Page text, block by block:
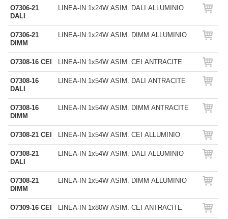
O7306-21
DALI
LINEA-IN 1x24W ASIM. DALI ALLUMINIO
O7306-21
DIMM
LINEA-IN 1x24W ASIM. DIMM ALLUMINIO
O7308-16 CEI LINEA-IN 1x54W ASIM. CEI ANTRACITE
O7308-16
DALI
LINEA-IN 1x54W ASIM. DALI ANTRACITE
O7308-16
DIMM
LINEA-IN 1x54W ASIM. DIMM ANTRACITE
O7308-21 CEI LINEA-IN 1x54W ASIM. CEI ALLUMINIO
O7308-21
DALI
LINEA-IN 1x54W ASIM. DALI ALLUMINIO
O7308-21
DIMM
LINEA-IN 1x54W ASIM. DIMM ALLUMINIO
O7309-16 CEI LINEA-IN 1x80W ASIM. CEI ANTRACITE